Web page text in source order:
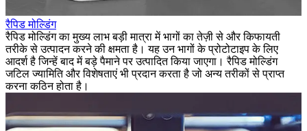
रैपिड मोल्डिंग
रैपिड मोल्डिंग का मुख्य लाभ बड़ी मात्रा में भागों का तेज़ी से और किफायती
तरीके से उत्पादन करने की क्षमता है। यह उन भागों के प्रोटोटाइप के लिए
आदर्श है जिन्हें बाद में बड़े पैमाने पर उत्पादित किया जाएगा। रैपिड मोल्डिंग
जटिल ज्यामिति और विशेषताएं भी प्रदान करता है जो अन्य तरीकों से प्राप्त
करना कठिन होता है।